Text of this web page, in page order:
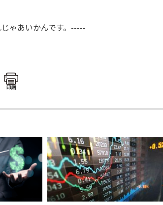
ゃあいかんです。-----
印刷